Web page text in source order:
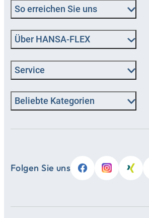
So erreichen Sie uns
Über HANSA‑FLEX
Service
Beliebte Kategorien
Folgen Sie uns